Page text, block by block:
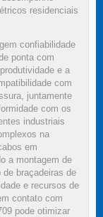
residenciais
confiabilidade
ponta com
e a
com
juntamente
com os
industriais
na
em
a montagem de
braçadeiras de
e recursos de
contato com
pode otimizar